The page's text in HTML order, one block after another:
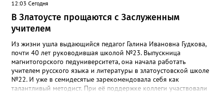
12:03 Сегодня
В Златоусте прощаются с Заслуженным
учителем
Из жизни ушла выдающийся педагог Галина Ивановна Гудкова,
почти 40 лет руководившая школой №23. Выпускница
магнитогорского педуниверситета, она начала работать
учителем русского языка и литературы в златоустовской школе
№22. И уже в семидесятые зарекомендовала себя как
талантливый методист. При её поддержке коллеги участвовали